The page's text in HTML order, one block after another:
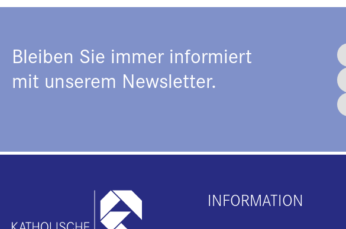
Bleiben Sie immer informiert
mit unserem Newsletter.
INFORMATION